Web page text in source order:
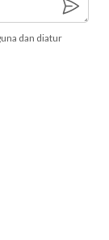
dan diatur